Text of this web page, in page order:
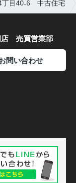
丁目40₋6 中古住宅
店 売買営業部
問い合わせ